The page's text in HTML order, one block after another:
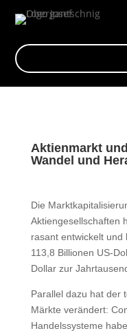
Aktienmarkt
Wandel und
Die
Aktiengesellschaften
rasant entwickelt
113,8 Billionen US-
Dollar zur
Parallel dazu hat der
Märkte verändert:
Handelssysteme